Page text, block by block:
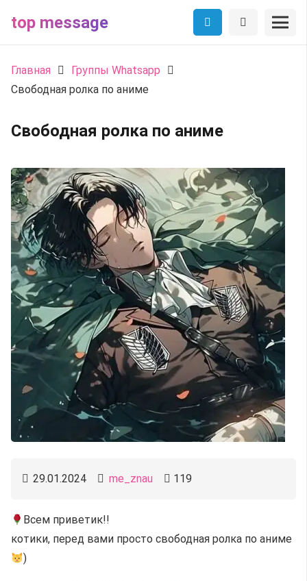
top message
Главная
Группы Whatsapp
Свободная ролка по аниме
Свободная ролка по аниме
29.01.2024 me_znau 119
Всем приветик!!
котики, перед вами просто свободная ролка по аниме
)